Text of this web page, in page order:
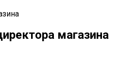
магазина